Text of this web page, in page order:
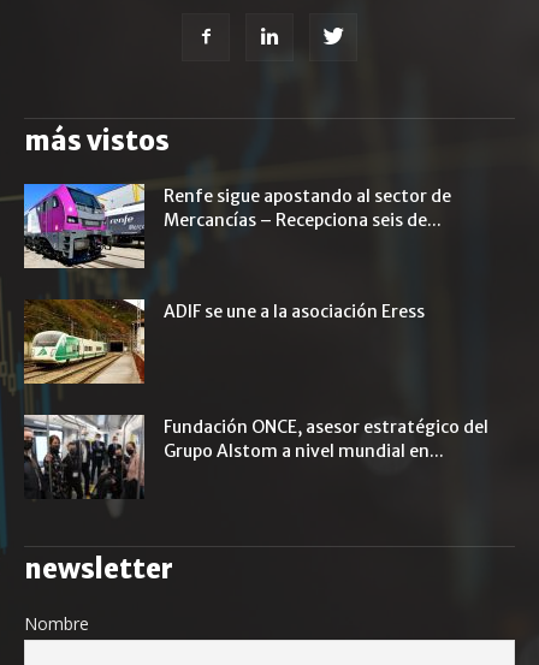
más vistos
Renfe sigue apostando al sector de
Mercancías – Recepciona seis de...
ADIF se une a la asociación Eress
Fundación ONCE, asesor estratégico del
Grupo Alstom a nivel mundial en...
newsletter
Nombre